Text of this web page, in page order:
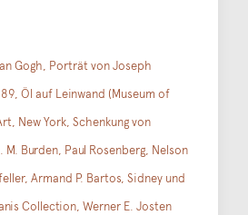
Gogh, Porträt von Joseph
Öl auf Leinwand (Museum of
New York, Schenkung von
M. Burden, Paul Rosenberg, Nelson
Armand P. Bartos, Sidney und
Collection, Werner E. Josten